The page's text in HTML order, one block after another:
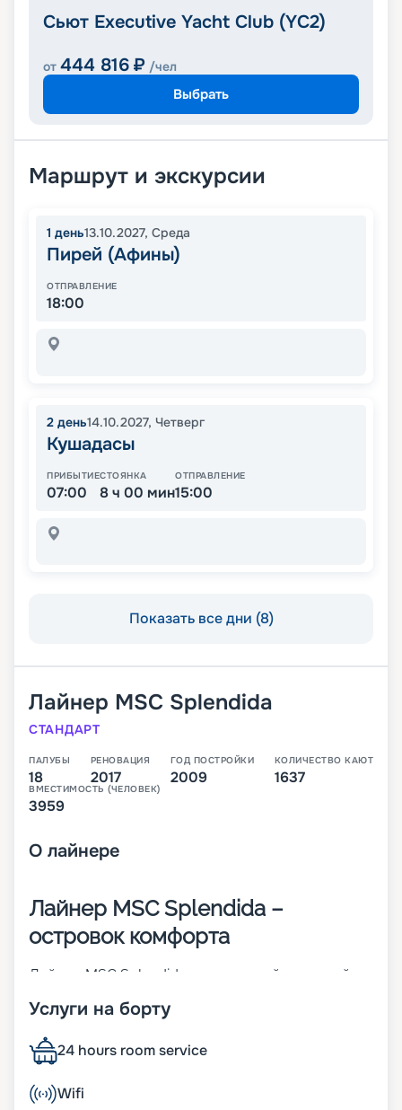
Сьют Executive Yacht Club (YC2)
от 444 816 ₽ /чел
Выбрать
Маршрут и экскурсии
1 день13.10.2027, Среда
Пирей (Афины)
ОТПРАВЛЕНИЕ
18:00
2 день14.10.2027, Четверг
Кушадасы
ПРИБЫТИЕ
07:00
СТОЯНКА
8 ч 00 мин
ОТПРАВЛЕНИЕ
15:00
Показать все дни (8)
Лайнер MSC Splendida
СТАНДАРТ
ПАЛУБЫ
18
РЕНОВАЦИЯ
2017
ГОД ПОСТРОЙКИ
2009
КОЛИЧЕСТВО КАЮТ
1637
ВМЕСТИМОСТЬ (ЧЕЛОВЕК)
3959
О лайнере
Лайнер MSC Splendida –
островок комфорта
Лайнер MSC Splendida – это второй круизный
2009-м и модернизирован в 2018 году. Это
комфорта и изысканного стиля. Основные его
параметры:
• ширина – 38 м;
• длина – 333 м;
Услуги на борту
24 hours room service
Wifi